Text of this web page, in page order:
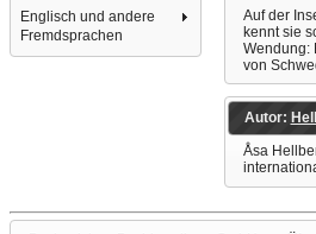
Englisch und andere
Fremdsprachen
Auf der
kennt sie
Wendung:
von
Autor:
Åsa